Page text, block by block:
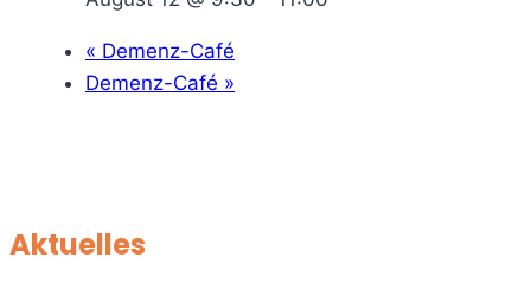
« Demenz-Café
Demenz-Café »
Aktuelles